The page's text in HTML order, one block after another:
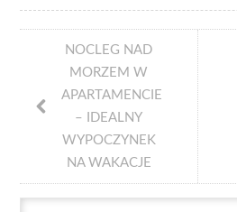
NOCLEG NAD
MORZEM W
APARTAMENCIE
– IDEALNY
WYPOCZYNEK
NA WAKACJE